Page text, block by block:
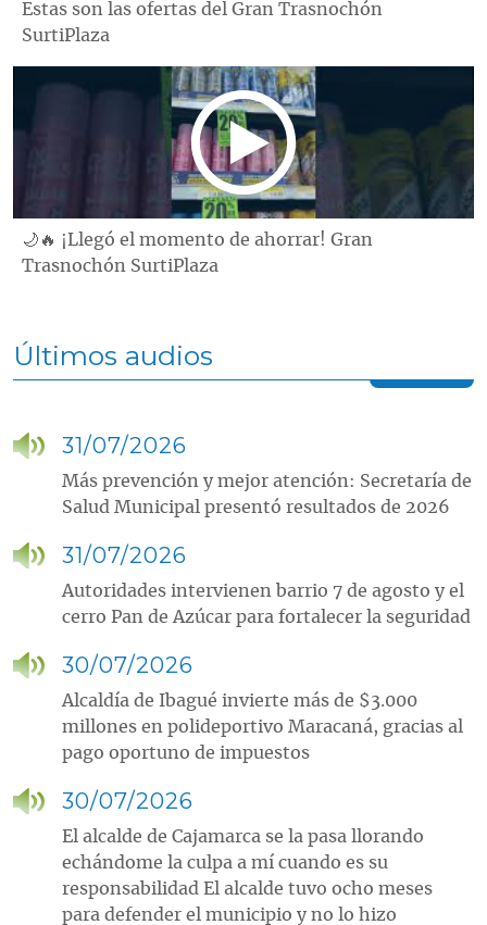
Estas son las ofertas del Gran Trasnochón
SurtiPlaza
🌙🔥 ¡Llegó el momento de ahorrar! Gran
Trasnochón SurtiPlaza
Últimos audios
31/07/2026
Más prevención y mejor atención: Secretaría de
Salud Municipal presentó resultados de 2026
31/07/2026
Autoridades intervienen barrio 7 de agosto y el
cerro Pan de Azúcar para fortalecer la seguridad
30/07/2026
Alcaldía de Ibagué invierte más de $3.000
millones en polideportivo Maracaná, gracias al
pago oportuno de impuestos
30/07/2026
El alcalde de Cajamarca se la pasa llorando
echándome la culpa a mí cuando es su
responsabilidad El alcalde tuvo ocho meses
para defender el municipio y no lo hizo